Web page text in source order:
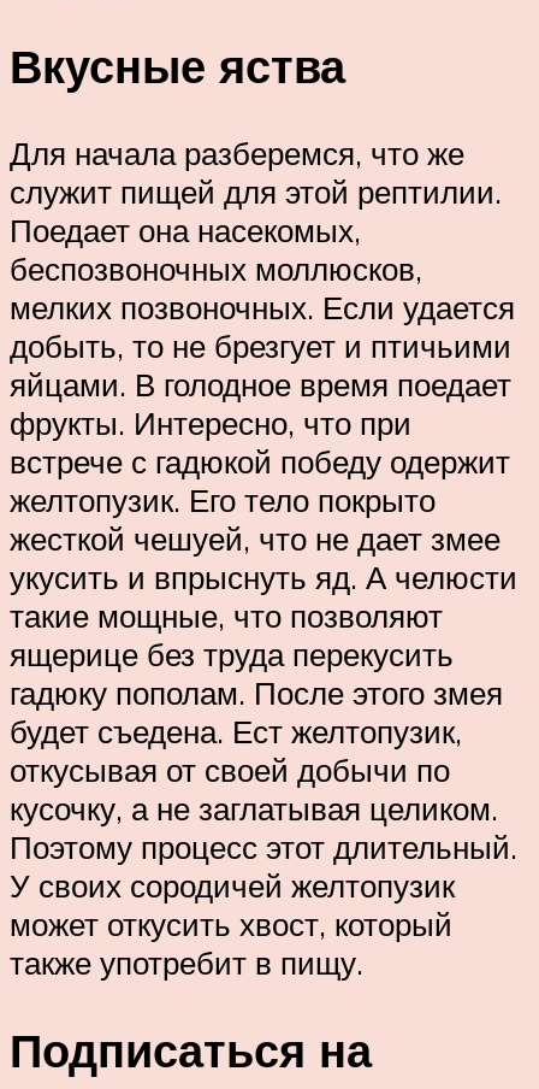
Вкусные яства
Для начала разберемся, что же
служит пищей для этой рептилии.
Поедает она насекомых,
беспозвоночных моллюсков,
мелких позвоночных. Если удается
добыть, то не брезгует и птичьими
яйцами. В голодное время поедает
фрукты. Интересно, что при
встрече с гадюкой победу одержит
желтопузик. Его тело покрыто
жесткой чешуей, что не дает змее
укусить и впрыснуть яд. А челюсти
такие мощные, что позволяют
ящерице без труда перекусить
гадюку пополам. После этого змея
будет съедена. Ест желтопузик,
откусывая от своей добычи по
кусочку, а не заглатывая целиком.
Поэтому процесс этот длительный.
У своих сородичей желтопузик
может откусить хвост, который
также употребит в пищу.
Подписаться на